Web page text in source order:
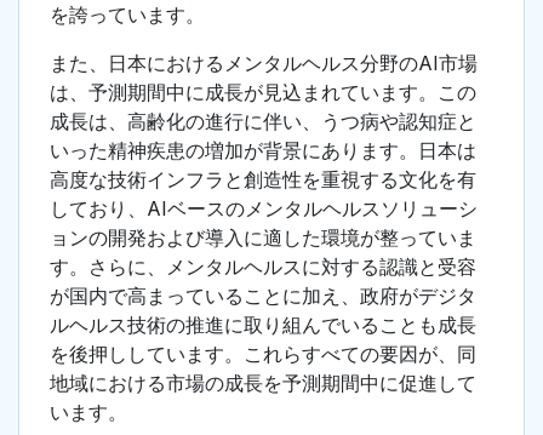
を誇っています。
また、日本におけるメンタルヘルス分野のAI市場
は、予測期間中に成長が見込まれています。この
成長は、高齢化の進行に伴い、うつ病や認知症と
いった精神疾患の増加が背景にあります。日本は
高度な技術インフラと創造性を重視する文化を有
しており、AIベースのメンタルヘルスソリューシ
ョンの開発および導入に適した環境が整っていま
す。さらに、メンタルヘルスに対する認識と受容
が国内で高まっていることに加え、政府がデジタ
ルヘルス技術の推進に取り組んでいることも成長
を後押ししています。これらすべての要因が、同
地域における市場の成長を予測期間中に促進して
います。